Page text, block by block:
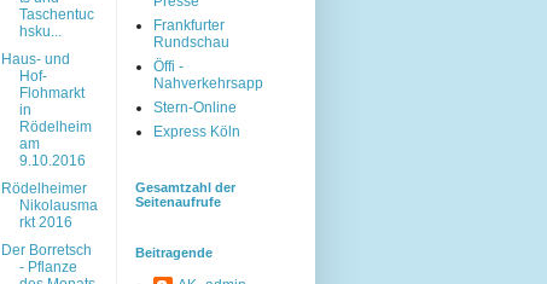
Taschentuc
hsku...
Haus- und
Hof-
Flohmarkt
in
Rödelheim
am
9.10.2016
Rödelheimer
Nikolausma
rkt 2016
Der Borretsch
- Pflanze
Frankfurter
Rundschau
Öffi -
Nahverkehrsapp
Stern-Online
Express Köln
Gesamtzahl der
Seitenaufrufe
Beitragende